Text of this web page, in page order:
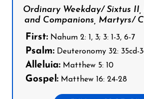
Ordinary Weekday/ Sixtus II,
and Companions, Martyrs/
First: Nahum 2: 1, 3; 3: 1-3, 6-7
Psalm: Deuteronomy 32: 35cd-
Alleluia: Matthew 5: 10
Gospel: Matthew 16: 24-28